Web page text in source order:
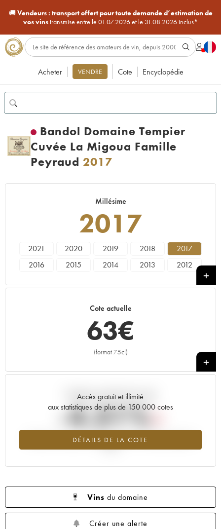
🚚Vendeurs : transport offert pour toute demande d’estimation de
vos vinstransmise entre le 01.07.2026 et le 31.08.2026 inclus*
Acheter VENDRE Cote Encyclopédie
Bandol Domaine Tempier
Cuvée La Migoua Famille
Peyraud 2017
Millésime
2017
2021 2020 2019 2018
2017
2016
2015 2014 2013
2012
1998
1986
Cote actuelle
63€
(format 75cl)
+
Accès gratuit et illimité
aux statistiques de plus de 150 000 cotes
DÉTAILS DE LA COTE
Tendance actuelle de la cote
-4.31%
Tendance à la baisse du millésime 2017 en 2026 par rapport à
Vins du domaine
Créer une alerte